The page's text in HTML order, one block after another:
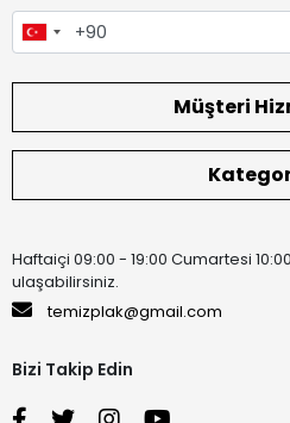
Müşteri
Haftaiçi 09:00 - 19:00 Cumartesi
ulaşabilirsiniz.
temizplak@gmail.com
Bizi Takip Edin